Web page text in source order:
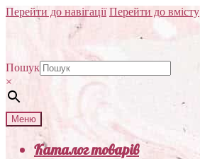
Перейти до навігації Перейти до вмісту
Пошук
×
Меню
Каталог товарів